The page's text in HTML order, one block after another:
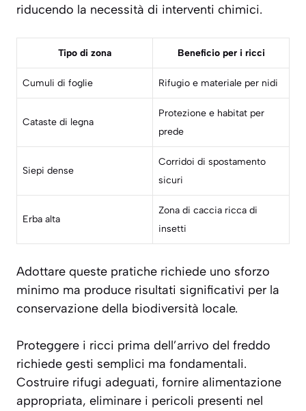
riducendo la necessità di interventi chimici.
Tipo di zona Beneficio per i ricci
Cumuli di foglie Rifugio e materiale per nidi
Cataste di legna
Protezione e habitat per
prede
Siepi dense
Corridoi di spostamento
sicuri
Erba alta
Zona di caccia ricca di
insetti
Adottare queste pratiche richiede uno sforzo
minimo ma produce risultati significativi per la
conservazione della biodiversità locale.
Proteggere i ricci prima dell’arrivo del freddo
richiede gesti semplici ma fondamentali.
Costruire rifugi adeguati, fornire alimentazione
appropriata, eliminare i pericoli presenti nel